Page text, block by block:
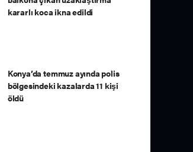
kararlı koca ikna edildi
Konya’da temmuz ayında polis
bölgesindeki kazalarda 11 kişi
öldü